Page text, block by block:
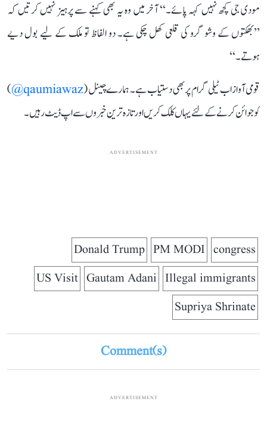
مودی جی کچھ نہیں کہہ پائے۔‘‘ آخر میں وہ یہ بھی کہنے سے پرہیز نہیں کرتیں کہ
’’بھکتوں کے وشو گرو کی قلعی کھل چکی ہے۔ دو الفاظ تو ملک کے لیے بول دیے
ہوتے۔‘‘
قومی آواز اب ٹیلی گرام پر بھی دستیاب ہے۔ ہمارے چینل (qaumiawaz@
)
کو جوائن کرنے کے لئے یہاں کلک کریں اور تازہ ترین خبروں سے اپ ڈیٹ رہیں۔
ADVERTISEMENT
congress
PM MODI
Donald Trump
Illegal immigrants
Gautam Adani
US Visit
Supriya Shrinate
Comment(s)
ADVERTISEMENT